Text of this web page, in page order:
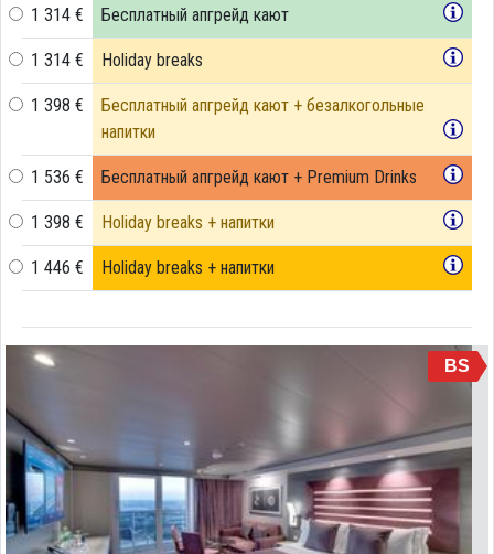
1 314 € Бесплатный апгрейд кают
1 314 € Holiday breaks
1 398 €
Бесплатный апгрейд кают + безалкогольные
напитки
1 536 € Бесплатный апгрейд кают + Premium Drinks
1 398 € Holiday breaks + напитки
1 446 € Holiday breaks + напитки
BS